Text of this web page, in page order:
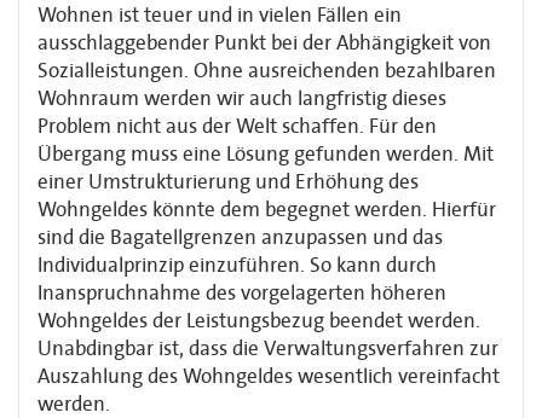
Wohnen ist teuer und in vielen Fällen ein
ausschlaggebender Punkt bei der Abhängigkeit von
Sozialleistungen. Ohne ausreichenden bezahlbaren
Wohnraum werden wir auch langfristig dieses
Problem nicht aus der Welt schaffen. Für den
Übergang muss eine Lösung gefunden werden. Mit
einer Umstrukturierung und Erhöhung des
Wohngeldes könnte dem begegnet werden. Hierfür
sind die Bagatellgrenzen anzupassen und das
Individualprinzip einzuführen. So kann durch
Inanspruchnahme des vorgelagerten höheren
Wohngeldes der Leistungsbezug beendet werden.
Unabdingbar ist, dass die Verwaltungsverfahren zur
Auszahlung des Wohngeldes wesentlich vereinfacht
werden.